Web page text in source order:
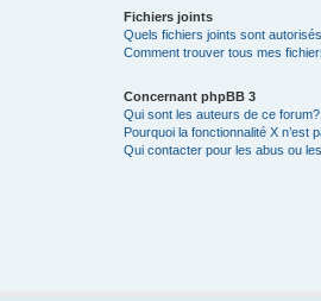
Fichiers joints
Quels fichiers joints sont
Comment trouver tous mes
Concernant phpBB 3
Qui sont les auteurs de ce forum?
Pourquoi la fonctionnalité X n’est
Qui contacter pour les abus ou